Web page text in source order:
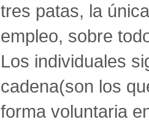
tres patas, la
empleo, sobre
Los individuales
cadena(son los
forma voluntaria